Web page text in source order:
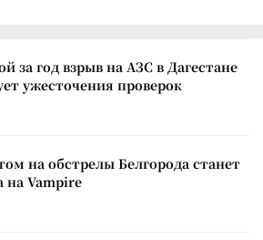
за год взрыв на АЗС в Дагестане
ужесточения проверок
на обстрелы Белгорода станет
на Vampire